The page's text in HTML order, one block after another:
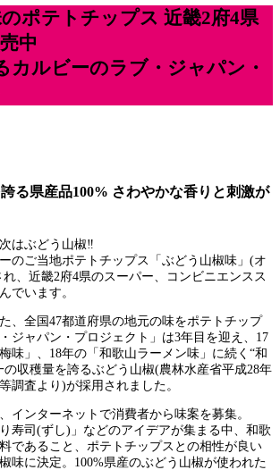
ポテトチップス 近畿2府4県
中
カルビーのラブ・ジャパン・
る県産品100% さわやかな香りと刺激が
はぶどう山椒‼
のご当地ポテトチップス「ぶどう山椒味」(オ
、近畿2府4県のスーパー、コンビニエンスス
でいます。
、全国47都道府県の地元の味をポテトチップ
ジャパン・プロジェクト」は3年目を迎え、17
味」、18年の「和歌山ラーメン味」に続く“和
の収穫量を誇るぶどう山椒(農林水産省平成28年
調査より)が採用されました。
インターネットで消費者から味案を募集。
寿司(ずし)」などのアイデアが集まる中、和歌
であること、ポテトチップスとの相性が良い
味に決定。100%県産のぶどう山椒が使われた